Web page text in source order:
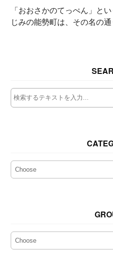
「おおさかのてっぺん」と
じみの能勢町は、その名の